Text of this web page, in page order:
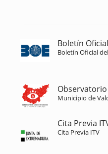
Boletín
Boletín Oficial
Municipio de
Cita Previa
Cita Previa ITV